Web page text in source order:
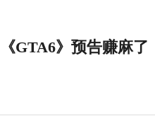
GTA6》预告赚麻了